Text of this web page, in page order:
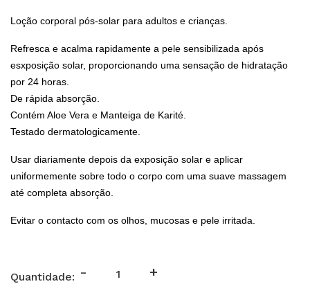
Loção corporal pós-solar para adultos e crianças.
Refresca e acalma rapidamente a pele sensibilizada após
esxposição solar, proporcionando uma sensação de hidratação
por 24 horas.
De rápida absorção.
Contém Aloe Vera e Manteiga de Karité.
Testado dermatologicamente.
Usar diariamente depois da exposição solar e aplicar
uniformemente sobre todo o corpo com uma suave massagem
até completa absorção.
Evitar o contacto com os olhos, mucosas e pele irritada.
Quantidade: - +